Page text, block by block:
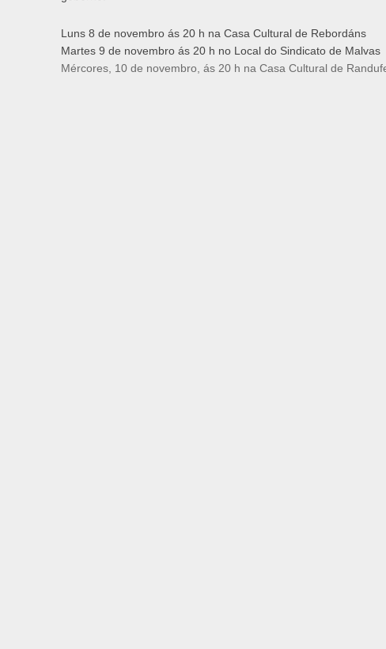
Luns 8 de novembro ás 20 h na Casa Cultural de Rebordáns
Martes 9 de novembro ás 20 h no Local do Sindicato de Malvas
Mércores, 10 de novembro, ás 20 h na Casa Cultural de